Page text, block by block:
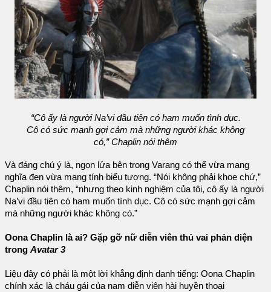
“Cô ấy là người Na’vi đầu tiên có ham muốn tình dục.
Cô có sức mạnh gợi cảm mà những người khác không
có,” Chaplin nói thêm
Và đáng chú ý là, ngọn lửa bên trong Varang có thể vừa mang
nghĩa đen vừa mang tính biểu tượng. “Nói không phải khoe chứ,”
Chaplin nói thêm, “nhưng theo kinh nghiệm của tôi, cô ấy là người
Na’vi đầu tiên có ham muốn tình dục. Cô có sức mạnh gợi cảm
mà những người khác không có.”
Oona Chaplin là ai? Gặp gỡ nữ diễn viên thủ vai phản diện
trong Avatar 3
Liệu đây có phải là một lời khẳng định danh tiếng: Oona Chaplin
chính xác là cháu gái của nam diễn viên hài huyền thoại